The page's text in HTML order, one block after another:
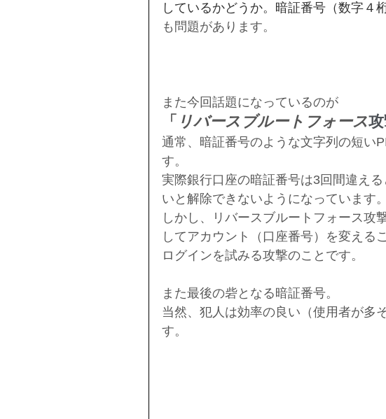
しているかどうか。暗証番号（数字４
も問題があります。
また今回話題になっているのが
「 リバースブルートフォース
通常、暗証番号のような文字列の短い
す。
実際銀行口座の暗証番号は3回間違え
いと解除できないようになっています。
しかし、リバースブルートフォース攻
してアカウント（口座番号）を変える
ログインを試みる攻撃のことです。
また最後の砦となる暗証番号。
当然、犯人は効率の良い（使用者が多
す。